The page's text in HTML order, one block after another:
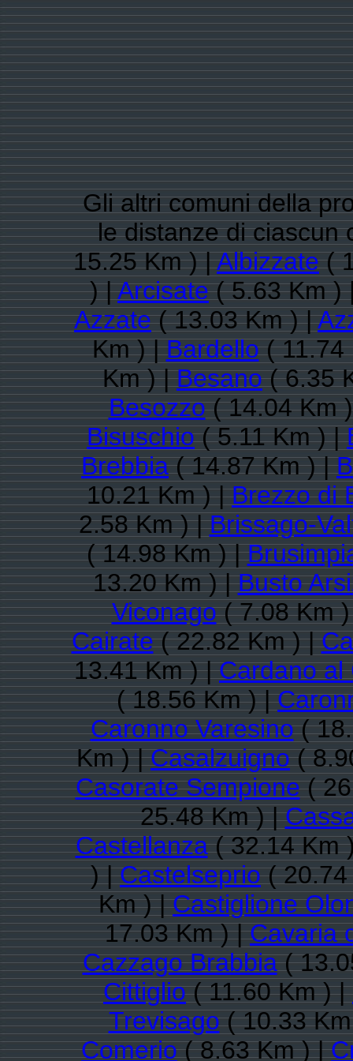
Gli altri comuni della
le distanze di ciascun
15.25 Km ) |Albizzate(
) |Arcisate( 5.63 Km )
Azzate( 13.03 Km ) |
Km ) |Bardello( 11.74
Km ) |Besano( 6.35
Besozzo( 14.04 Km
Bisuschio( 5.11 Km ) |
Brebbia( 14.87 Km ) |
10.21 Km ) |Brezzo di
2.58 Km ) |Brissago-
( 14.98 Km ) |
13.20 Km ) |Busto
Viconago( 7.08 Km
Cairate( 22.82 Km ) |
13.41 Km ) |Cardano al
( 18.56 Km ) |
Caronno Varesino(
Km ) |Casalzuigno(
Casorate Sempione(
25.48 Km ) |
Castellanza( 32.14 Km
) |Castelseprio(
Km ) |Castiglione
17.03 Km ) |Cavaria
Cazzago Brabbia(
Cittiglio( 11.60 Km ) |
Trevisago( 10.33
Comerio( 8.63 Km ) |